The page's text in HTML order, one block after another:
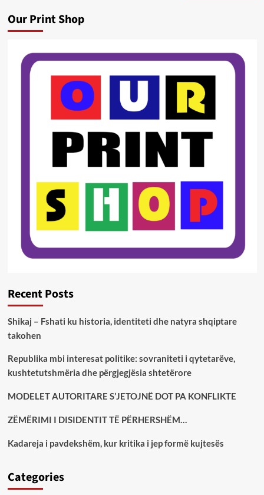
Our Print Shop
Recent Posts
Shikaj – Fshati ku historia, identiteti dhe natyra shqiptare
takohen
Republika mbi interesat politike: sovraniteti i qytetarëve,
kushtetutshmëria dhe përgjegjësia shtetërore
MODELET AUTORITARE S’JETOJNË DOT PA KONFLIKTE
ZËMËRIMI I DISIDENTIT TË PËRHERSHËM…
Kadareja i pavdekshëm, kur kritika i jep formë kujtesës
Categories